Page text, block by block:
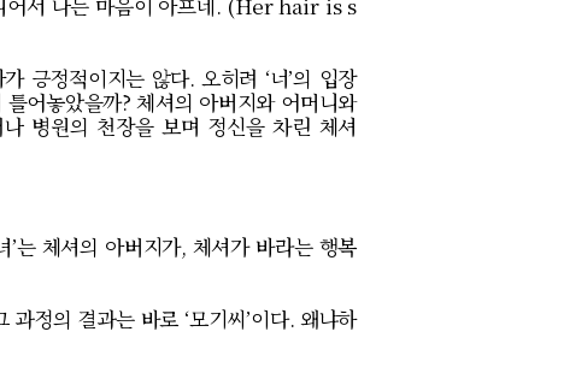
긍정적이지는 않다. 오히려 ‘너’의 입장
어놓았을까?체셔의 아버지와 어머니와
나 병원의 천장을 보며 정신을 차린 체셔
’는 체셔의 아버지가, 체셔가 바라는 행복
과정의 결과는 바로 ‘모기씨’이다. 왜냐하